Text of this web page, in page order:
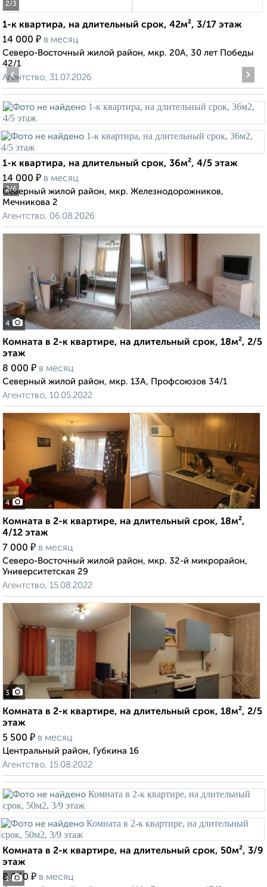
2/3
1-к квартира, на длительный срок, 42м², 3/17 этаж
14 000 ₽ в месяц
Северо-Восточный жилой район, мкр. 20А, 30 лет Победы
42/1
Агентство, 31.07.2026
2/6
‹ ›
1-к квартира, на длительный срок, 36м², 4/5 этаж
14 000 ₽ в месяц
Северный жилой район, мкр. Железнодорожников,
Мечникова 2
Агентство, 06.08.2026
4
Комната в 2-к квартире, на длительный срок, 18м², 2/5
этаж
8 000 ₽ в месяц
Северный жилой район, мкр. 13А, Профсоюзов 34/1
Агентство, 10.05.2022
4
Комната в 2-к квартире, на длительный срок, 18м²,
4/12 этаж
7 000 ₽ в месяц
Северо-Восточный жилой район, мкр. 32-й микрорайон,
Университетская 29
Агентство, 15.08.2022
3
Комната в 2-к квартире, на длительный срок, 18м², 2/5
этаж
5 500 ₽ в месяц
Центральный район, Губкина 16
Агентство, 15.08.2022
1
Комната в 2-к квартире, на длительный срок, 50м², 3/9
этаж
8 000 ₽ в месяц